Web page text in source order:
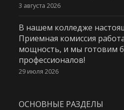
3 августа 2026
В нашем колледже
Приемная комиссия
мощность, и мы готовим
профессионалов!
29 июля 2026
ОСНОВНЫЕ РАЗДЕЛЫ